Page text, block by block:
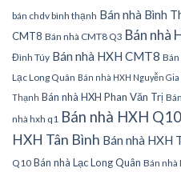
bán chdv bình thạnh Bán nhà Bình
CMT8 Bán nhà CMT8 Q3 Bán nhà
Đình Túy Bán nhà HXH CMT8
Lạc Long Quân Bán nhà HXH Nguyễn
Thạnh Bán nhà HXH Phan Văn Trị
nhà hxh q1 Bán nhà HXH Q10
HXH Tân Bình Bán nhà HXH
Q10 Bán nhà Lạc Long Quân Bán nhà